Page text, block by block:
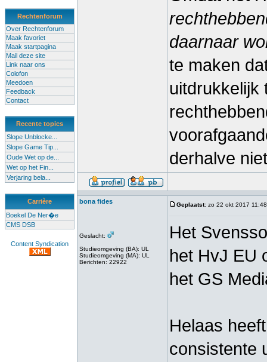
Rechtenforum
Over Rechtenforum
Maak favoriet
Maak startpagina
Mail deze site
Link naar ons
Colofon
Meedoen
Feedback
Contact
Recente topics
Slope Unblocke...
Slope Game Tip...
Oude Wet op de...
Wet op het Fin...
Verjaring bela...
Carrière
Boekel De Ner�e
CMS DSB
Content Syndication
daarnaar
te maken
uitdrukkelijk
derhalve
bona fides
Geslacht:
Studieomgeving (BA): UL
Studieomgeving (MA): UL
Berichten: 22922
Geplaatst: zo 22 okt 2017 11:48
Het
het HvJ EU
het GS
Helaas
consistente